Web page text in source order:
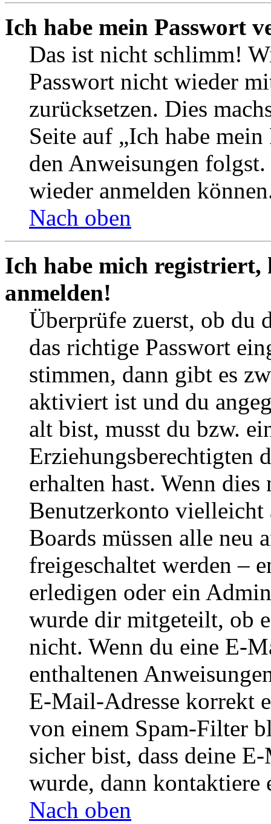
Ich habe mein Passwort
Das ist nicht schlimm!
Passwort nicht wieder
zurücksetzen. Dies
Seite auf „Ich habe
den Anweisungen
wieder anmelden
Nach oben
Ich habe mich
anmelden!
Überprüfe zuerst, ob du
das richtige Passwort
stimmen, dann gibt es
aktiviert ist und du
alt bist, musst du bzw.
Erziehungsberechtigten
erhalten hast. Wenn
Benutzerkonto
Boards müssen alle neu
freigeschaltet werden –
erledigen oder ein
wurde dir mitgeteilt, ob
nicht. Wenn du eine E-
enthaltenen
E-Mail-Adresse korrekt
von einem Spam-Filter
sicher bist, dass deine
wurde, dann kontaktiere
Nach oben